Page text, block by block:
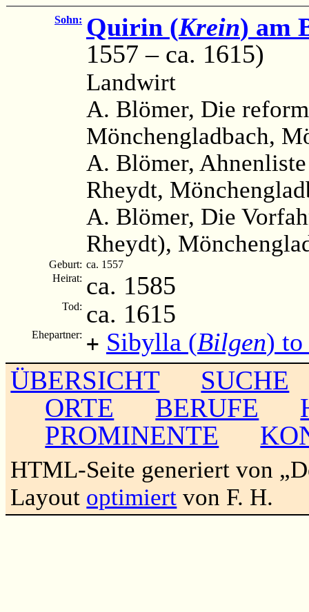
Sohn: Quirin (Krein) am
1557 – ca. 1615)
Landwirt
A. Blömer, Die
Mönchengladbach,
A. Blömer,
Rheydt,
A. Blömer, Die
Rheydt),
Geburt: ca. 1557
Heirat: ca. 1585
Tod: ca. 1615
Ehepartner: + Sibylla (Bilgen) to
ÜBERSICHT
SUCHE
ORTE
BERUFE
PROMINENTE
HTML-Seite generiert von
Layout optimiert von F. H.